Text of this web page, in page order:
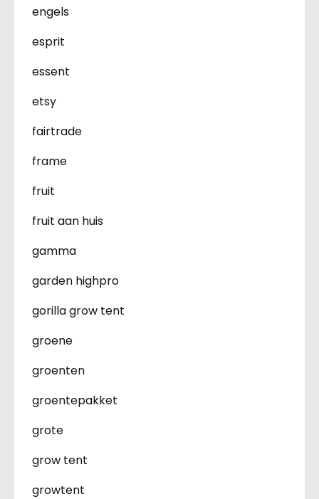
engels
esprit
essent
etsy
fairtrade
frame
fruit
fruit aan huis
gamma
garden highpro
gorilla grow tent
groene
groenten
groentepakket
grote
grow tent
growtent